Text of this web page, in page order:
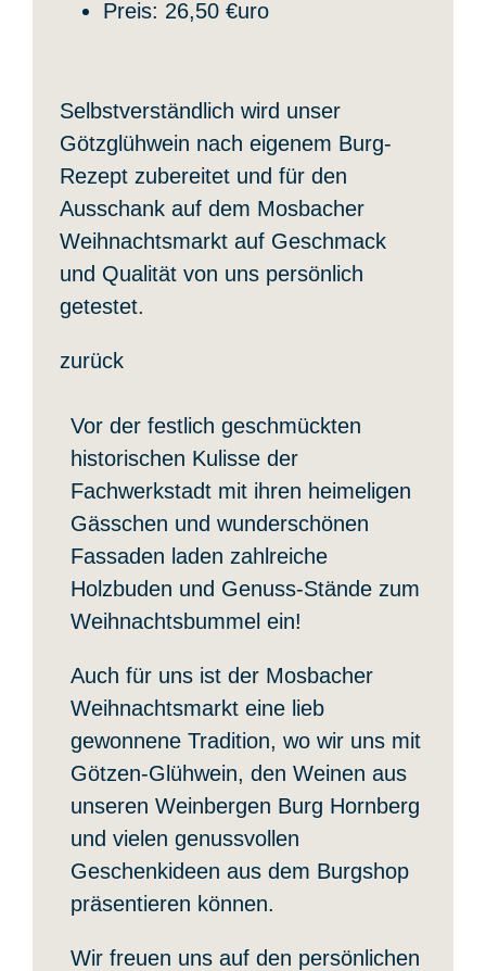
Preis: 26,50 €uro
Selbstverständlich wird unser
Götzglühwein nach eigenem Burg-
Rezept zubereitet und für den
Ausschank auf dem Mosbacher
Weihnachtsmarkt auf Geschmack
und Qualität von uns persönlich
getestet.
zurück
Vor der festlich geschmückten
historischen Kulisse der
Fachwerkstadt mit ihren heimeligen
Gässchen und wunderschönen
Fassaden laden zahlreiche
Holzbuden und Genuss-Stände zum
Weihnachtsbummel ein!
Auch für uns ist der Mosbacher
Weihnachtsmarkt eine lieb
gewonnene Tradition, wo wir uns mit
Götzen-Glühwein, den Weinen aus
unseren Weinbergen Burg Hornberg
und vielen genussvollen
Geschenkideen aus dem Burgshop
präsentieren können.
Wir freuen uns auf den persönlichen